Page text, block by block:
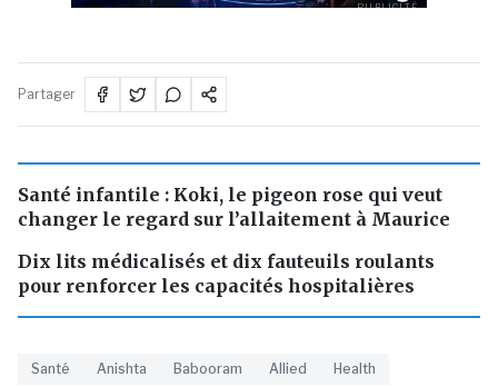
PUBLICITÉ
Partager
Santé infantile : Koki, le pigeon rose qui veut
changer le regard sur l’allaitement à Maurice
Dix lits médicalisés et dix fauteuils roulants
pour renforcer les capacités hospitalières
Santé Anishta Babooram Allied Health